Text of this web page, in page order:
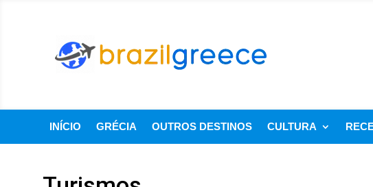
INÍCIO GRÉCIA OUTROS DESTINOS CULTURA